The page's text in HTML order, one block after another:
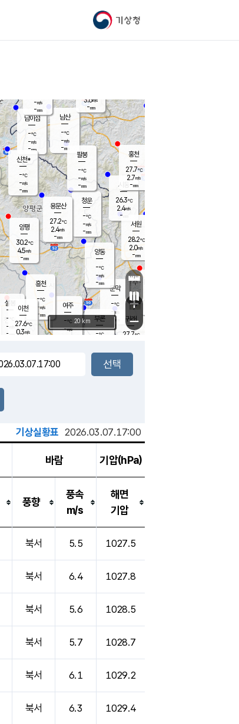
기상청
문막
-℃
-m/s
mm
남이섬
-℃
-m/s
-mm
부론
-℃
남산
-℃
-m/s
-mm
청운
-℃
-m/s
-mm
팔봉
-℃
-m/s
-mm
여주
-℃
-m/s
양동
-℃
-m/s
-mm
장호원
-m/s
-mm
신천*
-℃
-m/s
-mm
흥천
-℃
-m/s
-mm
설봉
-
-m/s
- mm
시동
26.3℃
2.4m/s
- mm
귀래
27.7℃
서원
28.2℃
2.0m/s
-mm
용문산
27.2℃
2.4m/s
-mm
홍천
27.7℃
2.7m/s
-mm
이천
27.6℃
0.3m/s
양평
30.2℃
4.5m/s
-mm
3.6m/s
-mm
+
−
20 km
기상실황표 2026.03.07.17:00
바람 기압(hPa)
풍향
풍속
m/s
해면
기압
북서 5.5 1027.5
북서 6.4 1027.8
북서 5.6 1028.5
북서 5.7 1028.7
북서 6.1 1029.2
북서 6.3 1029.4